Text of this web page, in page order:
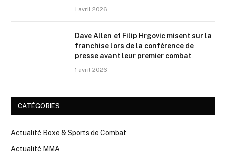
1 avril 2026
Dave Allen et Filip Hrgovic misent sur la
franchise lors de la conférence de
presse avant leur premier combat
1 avril 2026
CATÉGORIES
Actualité Boxe & Sports de Combat
Actualité MMA